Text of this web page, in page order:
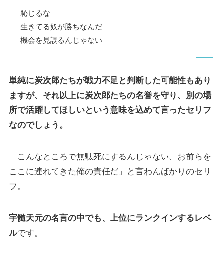
恥じるな
生きてる奴が勝ちなんだ
機会を見誤るんじゃない
単純に炭次郎たちが戦力不足と判断した可能性もあり
ますが、 それ以上に炭次郎たちの名誉を守り、別の場
所で活躍してほしいという意味を込めて言ったセリフ
なのでしょう。
「こんなところで無駄死にするんじゃない、お前らを
ここに連れてきた俺の責任だ」と言わんばかりのセリ
フ。
宇髄天元の名言の中でも、上位にランクインするレベ
ルです。